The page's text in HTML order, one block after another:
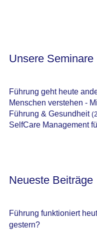
Unsere Seminare
Führung geht heute
Menschen verstehen -
Führung & Gesundheit(2
SelfCare Management
Neueste Beiträge
Führung funktioniert
gestern?